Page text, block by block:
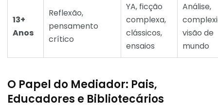
13+
Anos
Reflexão,
pensamento
crítico
YA, ficção
complexa,
clássicos,
ensaios
Análise,
visão de
mundo
O Papel do Mediador: Pais,
Educadores e Bibliotecários